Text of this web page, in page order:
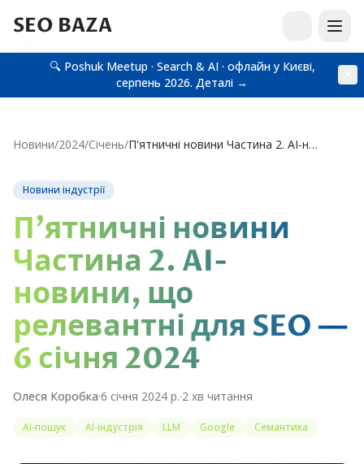
SEO BAZA
🔍 Poshuk Meetup · Search & AI · офлайн у Києві,
серпень 2026. Деталі →
Новини/2024/Січень/ П'ятничні новини Частина 2. AI-новини, що релевантні для SEO — 6 січня 2024
Новини індустрії
П'ятничні новини
Частина 2. AI-
новини, що
релевантні для SEO —
6 січня 2024
Олеся Коробка·6 січня 2024 р.·2 хв читання
AI-пошук AI-індустрія LLM Google Семантика